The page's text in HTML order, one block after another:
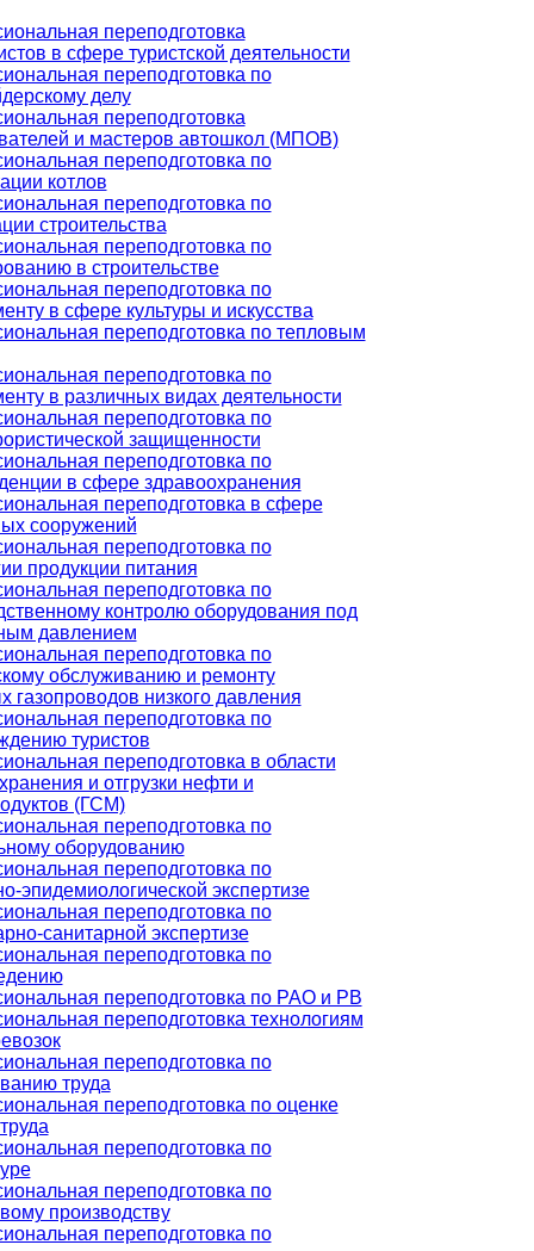
переподготовка
в сфере туристской деятельности
переподготовка по
делу
переподготовка
и мастеров автошкол (МПОВ)
переподготовка по
котлов
переподготовка по
строительства
переподготовка по
в строительстве
переподготовка по
в сфере культуры и искусства
переподготовка по тепловым
переподготовка по
в различных видах деятельности
переподготовка по
защищенности
переподготовка по
в сфере здравоохранения
переподготовка в сфере
сооружений
переподготовка по
продукции питания
переподготовка по
контролю оборудования под
давлением
переподготовка по
обслуживанию и ремонту
газопроводов низкого давления
переподготовка по
туристов
переподготовка в области
и отгрузки нефти и
(ГСМ)
переподготовка по
оборудованию
переподготовка по
эпидемиологической экспертизе
переподготовка по
санитарной экспертизе
переподготовка по
переподготовка по РАО и РВ
переподготовка технологиям
переподготовка по
труда
переподготовка по оценке
переподготовка по
переподготовка по
производству
переподготовка по